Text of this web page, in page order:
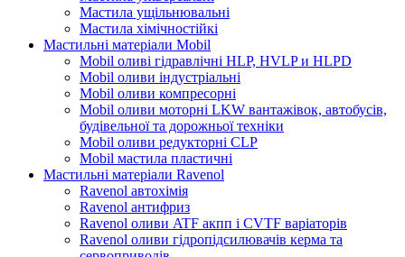
Мастила ущільнювальні
Мастила хімічностійкі
Мастильні матеріали Mobil
Mobil оливі гідравлічні HLP, HVLP и HLPD
Mobil оливи індустріальні
Mobil оливи компресорні
Mobil оливи моторні LKW вантажівок, автобусів,
будівельної та дорожньої техніки
Mobil оливи редукторні CLP
Mobil мастила пластичні
Мастильні матеріали Ravenol
Ravenol автохімія
Ravenol антифриз
Ravenol оливи ATF акпп і CVTF варіаторів
Ravenol оливи гідропідсилювачів керма та